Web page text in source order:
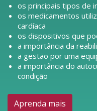
os principais tipos de
os medicamentos
cardíaca
os dispositivos que
a importância da
a gestão por uma
a importância do
condição
Aprenda mais